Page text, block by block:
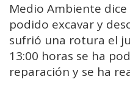
Medio Ambiente
podido excavar y
sufrió una rotura el
13:00 horas se ha
reparación y se ha